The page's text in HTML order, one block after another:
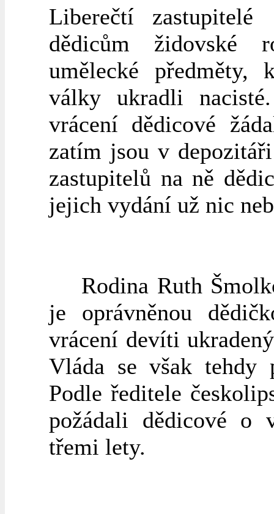
Liberečtí
dědicům židovské
umělecké
války ukradli
vrácení dědicové
zatím jsou v
zastupitelů na ně
jejich vydání už nic
Rodina Ruth
je oprávněnou
vrácení devíti
Vláda se však tehdy
Podle ředitele
požádali dědicové o
třemi lety.